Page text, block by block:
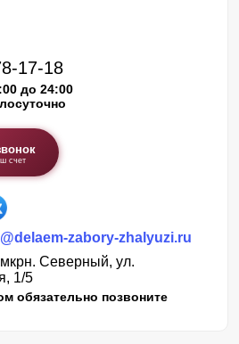
17-18
до 24:00
счет
zabory-zhalyuzi.ru
Северный, ул.
1/5
обязательно позвоните